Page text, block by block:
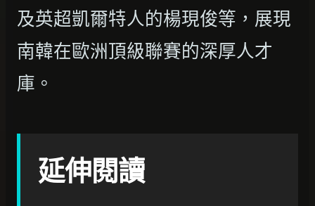
及英超凱爾特人的楊現俊等，展現
南韓在歐洲頂級聯賽的深厚人才
庫。
延伸閱讀